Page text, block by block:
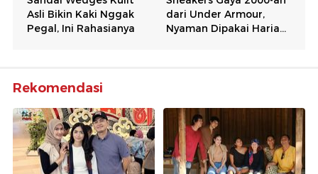
Rekomendasi